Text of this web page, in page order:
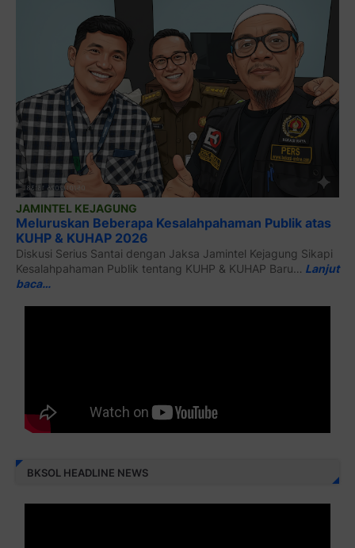
JAMINTEL KEJAGUNG
Meluruskan Beberapa Kesalahpahaman Publik atas
KUHP & KUHAP 2026
Diskusi Serius Santai dengan Jaksa Jamintel Kejagung Sikapi
Kesalahpahaman Publik tentang KUHP & KUHAP Baru… Lanjut
baca…
BKSOL HEADLINE NEWS